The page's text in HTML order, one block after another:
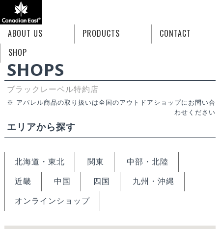
ABOUT US PRODUCTS
CONTACT
SHOP
HOME SHOPS ブラックレーベル特約店
SHOPS
ブラックレーベル特約店
※ アパレル商品の取り扱いは全国のアウトドアショップにお問い合
わせください
エリアから探す
北海道・東北 関東 中部・北陸
近畿 中国 四国 九州・沖縄
オンラインショップ